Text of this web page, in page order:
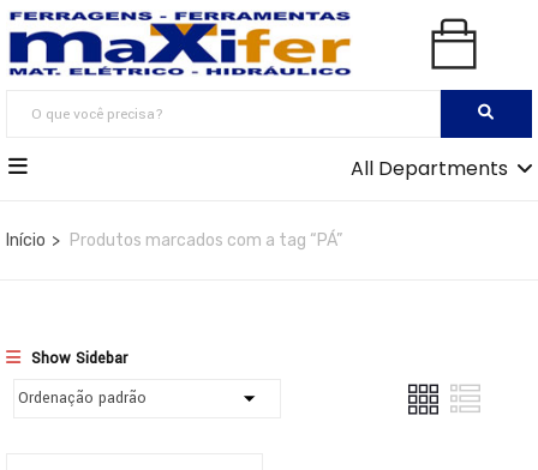
All Departments
Início Produtos marcados com a tag “PÁ”
Show Sidebar